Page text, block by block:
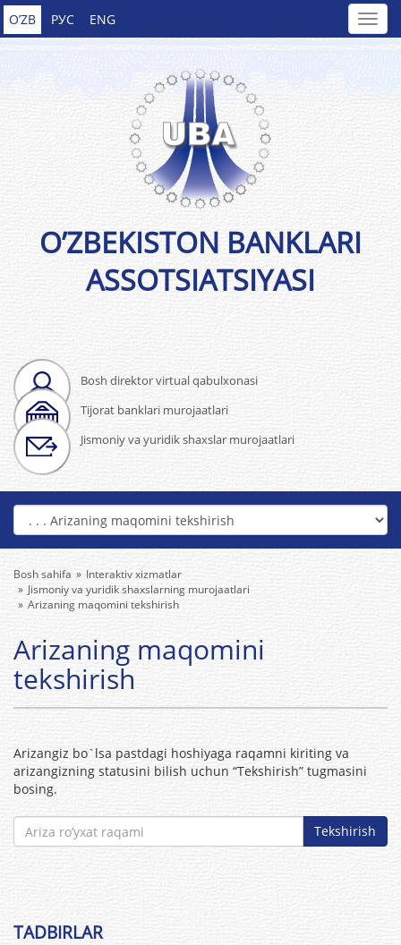
O’ZB РУС ENG
Bosh direktor virtual qabulxonasi
Tijorat banklari murojaatlari
Jismoniy va yuridik shaxslar murojaatlari
O’ZBEKISTON BANKLARI
ASSOTSIATSIYASI
Bosh sahifa
Interaktiv xizmatlar
Jismoniy va yuridik shaxslarning murojaatlari
Arizaning maqomini tekshirish
Arizaning maqomini
tekshirish
Аrizаngiz bo`lsa pastdagi hoshiyagа rаqamni kiriting va
аrizаngizning statusini bilish uchun “Tekshirish” tugmasini
bosing.
Tekshirish
TADBIRLAR